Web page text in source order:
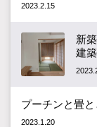
2023.2.15
新
建
プーチンと畳と
2023.1.20